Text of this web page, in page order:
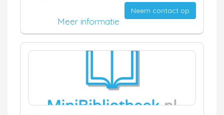
Neem contact op
Meer informatie